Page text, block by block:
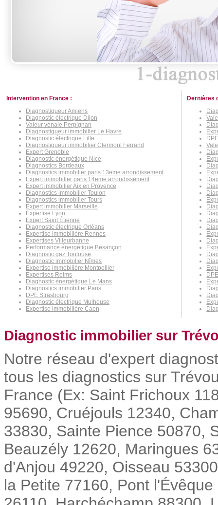
Intervention en France :
Diagnostiqueur Amiens
Diagnostic électrique Dijon
Valeur vénale Perpignan
Diagnostiqueur immobilier Le Havre
Diagnostic électrique Lille
Diagnostiqueur immobilier Clermont Ferrand
Expert Grenoble
Diagnostic énergétique Nice
Diagnostics Bordeaux
Diagnostics immobilier paris 13eme arrondissement
Expert immobilier paris 14eme arrondissement
Expert immobilier Aix en Provence
Diagnostics immobilier Toulon
Diagnostics immobilier Tours
Expert immobilier Marseille
Expertise Lyon
Expert Saint Étienne
Diagnostic électrique Orléans
Expertise immobilière Rennes
Expertises Villeurbanne
Performance énergétique Besançon
Diagnostic gaz Toulouse
Diagnostic immobilier Nîmes
Expertise immobilière Montpellier
Expertises Reims
Diagnostic énergétique Le Mans
Diagnostics immobilier Paris
DPE Strasbourg
Diagnostic électrique Mulhouse
Expertise immobilière Caen
Dernières
Diagnostic immobilier sur
Notre réseau d'expert
tous les diagnostics sur
France (Ex: Saint Frichoux
95690, Cruéjouls 12340,
33830, Sainte Pience 50870,
Beauzély 12620, Maringues
d'Anjou 49220, Oisseau
la Petite 77160, Pont